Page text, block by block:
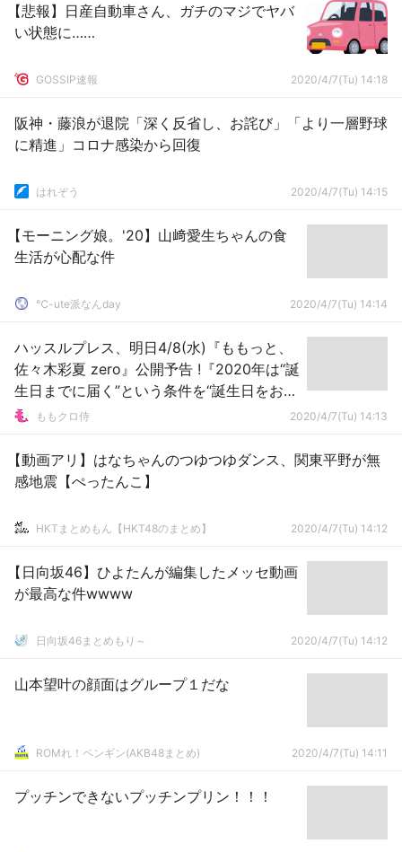
【悲報】日産自動車さん、ガチのマジでヤバ
い状態に……
GOSSIP速報 2020/4/7(Tu) 14:18
阪神・藤浪が退院「深く反省し、お詫び」「より一層野球
に精進」コロナ感染から回復
はれぞう 2020/4/7(Tu) 14:15
【モーニング娘。'20】山﨑愛生ちゃんの食
生活が心配な件
℃-ute派なんday 2020/4/7(Tu) 14:14
ハッスルプレス、明日4/8(水)『ももっと、
佐々木彩夏 zero』公開予告 !『2020年は“誕
生日までに届く”という条件を“誕生日をお祝
いする”に』
ももクロ侍 2020/4/7(Tu) 14:13
【動画アリ】はなちゃんのつゆつゆダンス、関東平野が無
感地震【ぺったんこ】
HKTまとめもん【HKT48のまとめ】 2020/4/7(Tu) 14:12
【日向坂46】ひよたんが編集したメッセ動画
が最高な件wwww
日向坂46まとめもり～ 2020/4/7(Tu) 14:12
山本望叶の顔面はグループ１だな
ROMれ！ペンギン(AKB48まとめ) 2020/4/7(Tu) 14:11
プッチンできないプッチンプリン！！！